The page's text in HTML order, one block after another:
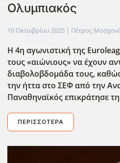
Ολυμπιακός
16 Οκτωβρίου 2025 | Πέτρος
Η 4η αγωνιστική της
τους «αιώνιους» να έχουν
διαβολοβδομάδα τους,
την ήττα στο ΣΕΦ από την
Παναθηναϊκός επικράτησε
ΠΕΡΙΣΣΌΤΕΡΑ